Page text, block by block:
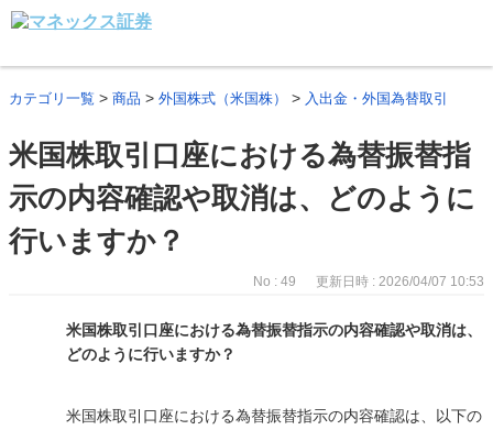
カテゴリ一覧 > 商品 > 外国株式（米国株） > 入出金・外国為替取引
米国株取引口座における為替振替指
示の内容確認や取消は、どのように
行いますか？
No : 49 更新日時 : 2026/04/07 10:53
米国株取引口座における為替振替指示の内容確認や取消は、
どのように行いますか？
米国株取引口座における為替振替指示の内容確認は、以下の